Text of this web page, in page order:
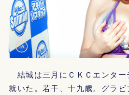
結城は三月にＣＫＣエンター
就いた。若干、十九歳。グラ